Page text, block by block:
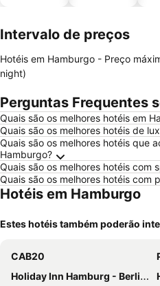
Intervalo de preços
Hotéis em Hamburgo - Preço
night)
Perguntas Frequentes
Quais são os melhores hotéis em
Quais são os melhores hotéis de
Quais são os melhores hotéis que
Hamburgo?
Quais são os melhores hotéis com
Quais são os melhores hotéis com
Hotéis em Hamburgo
Estes hotéis também poderão
CAB20
Holiday Inn Hamburg - Berliner Tor By Ihg